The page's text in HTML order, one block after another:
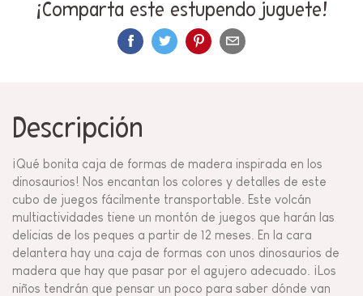
¡Comparta este estupendo juguete!
Descripción
¡Qué bonita caja de formas de madera inspirada en los
dinosaurios! Nos encantan los colores y detalles de este
cubo de juegos fácilmente transportable. Este volcán
multiactividades tiene un montón de juegos que harán las
delicias de los peques a partir de 12 meses. En la cara
delantera hay una caja de formas con unos dinosaurios de
madera que hay que pasar por el agujero adecuado. ¡Los
niños tendrán que pensar un poco para saber dónde van